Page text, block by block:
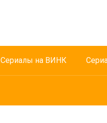
Сериалы на ВИНК